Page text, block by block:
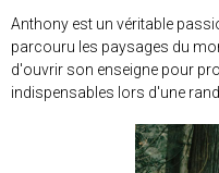
Anthony est un véritable
parcouru les paysages du
d'ouvrir son enseigne pour
indispensables lors d'une